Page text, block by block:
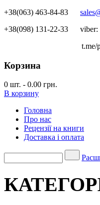
+38(063) 463-84-83
+38(098) 131-22-33 viber:
t.me/
Корзина
0 шт. - 0.00 грн.
В корзину
Головна
Про нас
Рецензії на книги
Доставка і оплата